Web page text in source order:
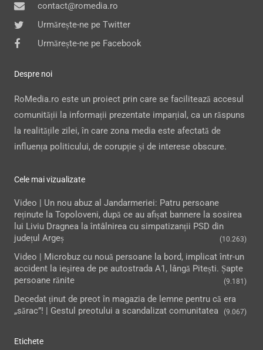
contact@romedia.ro
Urmărește-ne pe Twitter
Urmărește-ne pe Facebook
Despre noi
RoMedia.ro este un proiect prin care se facilitează accesul
comunității la informații prezentate imparțial, ca un răspuns
la realitățile zilei, în care zona media este afectată de
influența politicului, de corupție și de interese obscure.
Cele mai vizualizate
Video | Un nou abuz al Jandarmeriei: Patru persoane
reținute la Topoloveni, după ce au afișat bannere la sosirea
lui Liviu Dragnea la întâlnirea cu simpatizanții PSD din
județul Argeș
(10.263)
Video | Microbuz cu nouă persoane la bord, implicat într-un
accident la ieşirea de pe autostrada A1, lângă Pitești. Șapte
persoane rănite
(9.181)
Decedat ținut de preot în magazia de lemne pentru că era
„sărac”! | Gestul preotului a scandalizat comunitatea
(9.067)
Etichete